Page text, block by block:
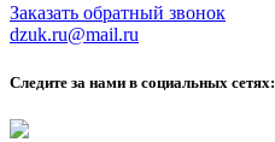
Заказать обратный звонок
dzuk.ru@mail.ru
Следите за нами в социальных сетях: